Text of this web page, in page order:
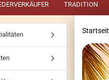
TRADITION